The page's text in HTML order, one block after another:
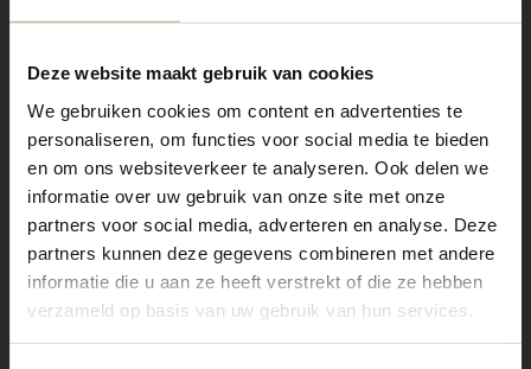
Deze website maakt gebruik van cookies
We gebruiken cookies om content en advertenties te
personaliseren, om functies voor social media te bieden
en om ons websiteverkeer te analyseren. Ook delen we
informatie over uw gebruik van onze site met onze
partners voor social media, adverteren en analyse. Deze
partners kunnen deze gegevens combineren met andere
informatie die u aan ze heeft verstrekt of die ze hebben
verzameld op basis van uw gebruik van hun services.
Dit meubel is handgemaakt en -geschilderd en kan in
vrijwel elke gewenste maat, indeling en RAL-kleur
worden nabesteld.
Benieuwd naar de mogelijkheden? Kom eens langs, of
neem contact met ons op. Wij maken vrijblijvend een